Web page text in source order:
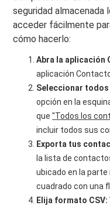
seguridad almacenada
acceder fácilmente
cómo hacerlo:
Abra la aplicación
aplicación
Seleccionar
opción en la
que"Todos los
incluir todos sus
Exporta tus
la lista de
ubicado en la
cuadrado con una
Elija formato CSV: